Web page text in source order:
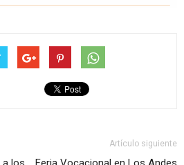
Artículo siguiente